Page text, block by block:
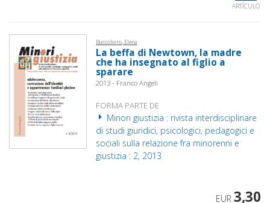
ARTÍCULO
Buccoliero, Elena
La beffa di Newtown, la madre
che ha insegnato al figlio a
sparare
2013 - Franco Angeli
FORMA PARTE DE
Minori giustizia : rivista interdisciplinare
di studi giuridici, psicologici, pedagogici e
sociali sulla relazione fra minorenni e
giustizia : 2, 2013
EUR 3,30